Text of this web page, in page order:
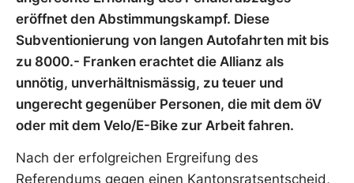
eröffnet den Abstimmungskampf. Diese
Subventionierung von langen Autofahrten mit bis
zu 8000.- Franken erachtet die Allianz als
unnötig, unverhältnismässig, zu teuer und
ungerecht gegenüber Personen, die mit dem öV
oder mit dem Velo/E-Bike zur Arbeit fahren.
Nach der erfolgreichen Ergreifung des
Referendums gegen einen Kantonsratsentscheid,